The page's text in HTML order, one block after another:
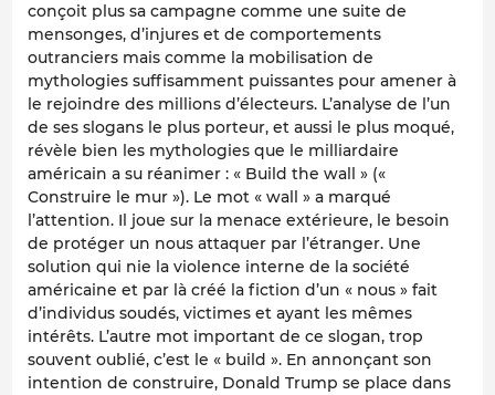
conçoit plus sa campagne comme une suite de
mensonges, d’injures et de comportements
outranciers mais comme la mobilisation de
mythologies suffisamment puissantes pour amener à
le rejoindre des millions d’électeurs. L’analyse de l’un
de ses slogans le plus porteur, et aussi le plus moqué,
révèle bien les mythologies que le milliardaire
américain a su réanimer : « Build the wall » («
Construire le mur »). Le mot « wall » a marqué
l’attention. Il joue sur la menace extérieure, le besoin
de protéger un nous attaquer par l’étranger. Une
solution qui nie la violence interne de la société
américaine et par là créé la fiction d’un « nous » fait
d’individus soudés, victimes et ayant les mêmes
intérêts. L’autre mot important de ce slogan, trop
souvent oublié, c’est le « build ». En annonçant son
intention de construire, Donald Trump se place dans